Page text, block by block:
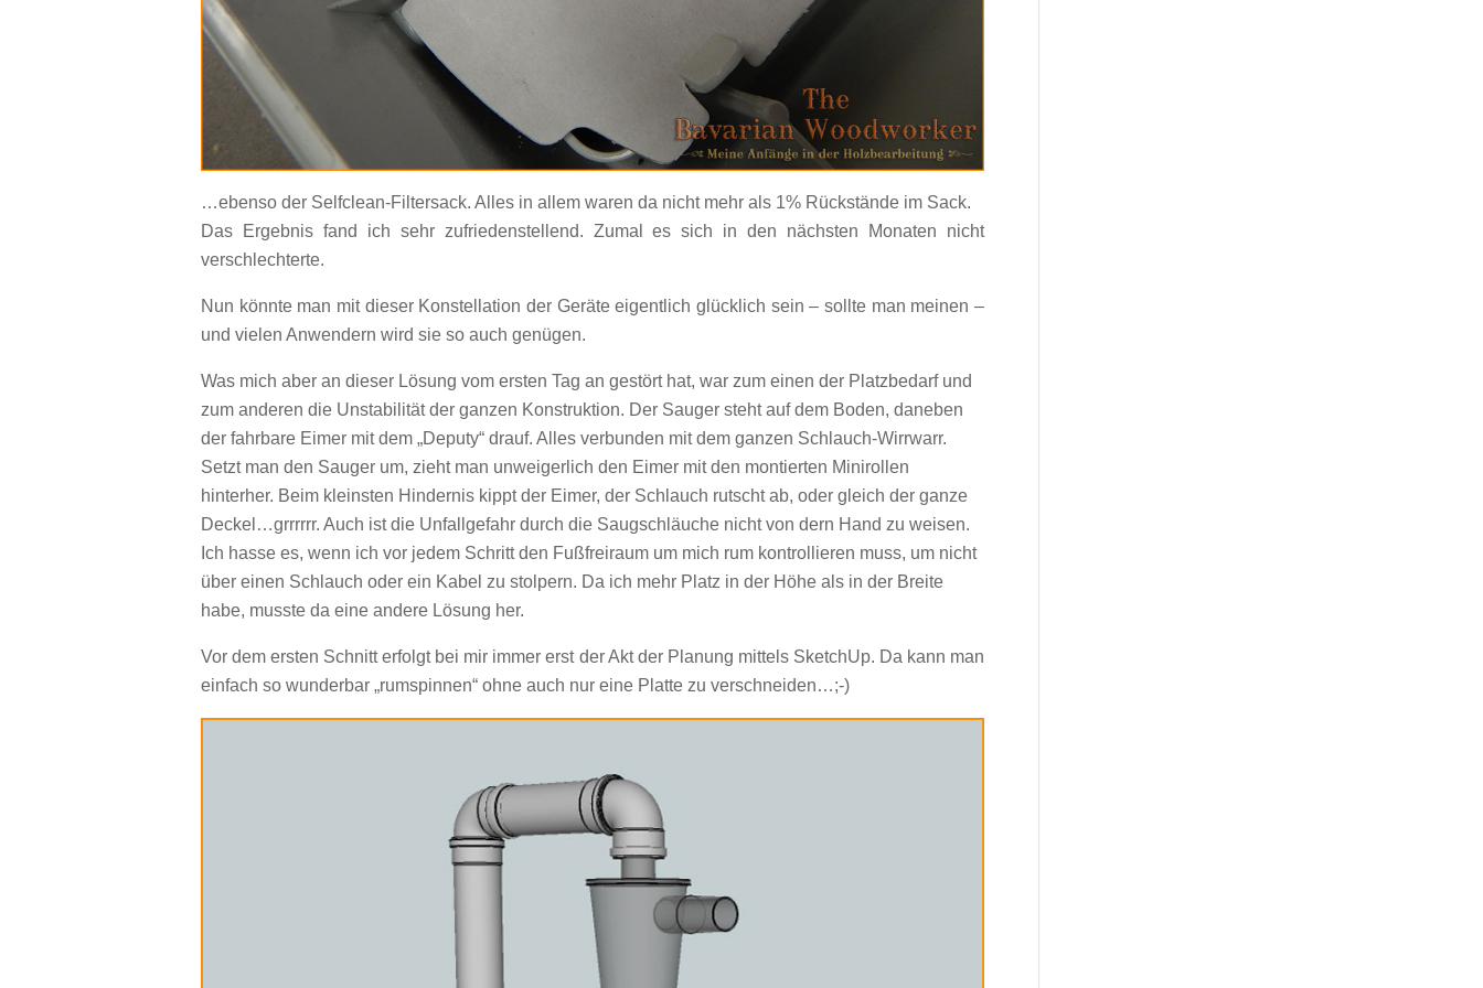
…ebenso der Selfclean-Filtersack. Alles in allem waren da nicht mehr als 1% Rückstände im Sack.
Das Ergebnis fand ich sehr zufriedenstellend. Zumal es sich in den nächsten Monaten nicht
verschlechterte.
Nun könnte man mit dieser Konstellation der Geräte eigentlich glücklich sein – sollte man meinen –
und vielen Anwendern wird sie so auch genügen.
Was mich aber an dieser Lösung vom ersten Tag an gestört hat, war zum einen der Platzbedarf und
zum anderen die Unstabilität der ganzen Konstruktion. Der Sauger steht auf dem Boden, daneben
der fahrbare Eimer mit dem „Deputy“ drauf. Alles verbunden mit dem ganzen Schlauch-Wirrwarr.
Setzt man den Sauger um, zieht man unweigerlich den Eimer mit den montierten Minirollen
hinterher. Beim kleinsten Hindernis kippt der Eimer, der Schlauch rutscht ab, oder gleich der ganze
Deckel…grrrrrr. Auch ist die Unfallgefahr durch die Saugschläuche nicht von dern Hand zu weisen.
Ich hasse es, wenn ich vor jedem Schritt den Fußfreiraum um mich rum kontrollieren muss, um nicht
über einen Schlauch oder ein Kabel zu stolpern. Da ich mehr Platz in der Höhe als in der Breite
habe, musste da eine andere Lösung her.
Vor dem ersten Schnitt erfolgt bei mir immer erst der Akt der Planung mittels SketchUp. Da kann man
einfach so wunderbar „rumspinnen“ ohne auch nur eine Platte zu verschneiden…;-)